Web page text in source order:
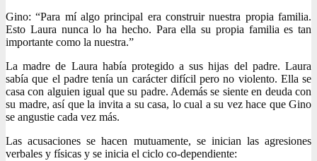
Gino: “Para mí algo principal era construir nuestra propia familia.
Esto Laura nunca lo ha hecho. Para ella su propia familia es tan
importante como la nuestra.”
La madre de Laura había protegido a sus hijas del padre. Laura
sabía que el padre tenía un carácter difícil pero no violento. Ella se
casa con alguien igual que su padre. Además se siente en deuda con
su madre, así que la invita a su casa, lo cual a su vez hace que Gino
se angustie cada vez más.
Las acusaciones se hacen mutuamente, se inician las agresiones
verbales y físicas y se inicia el ciclo co-dependiente: